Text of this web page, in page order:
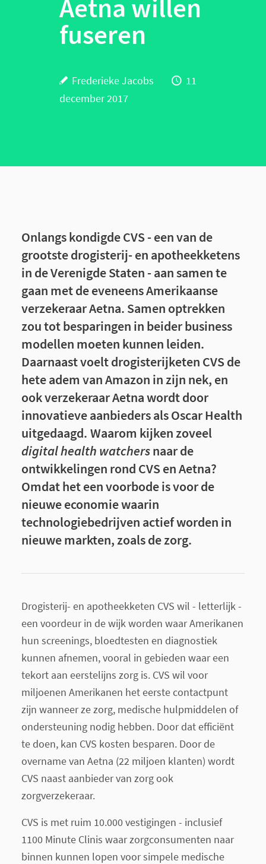
Aetna willen
fuseren
Frederieke Jacobs
11
december 2017
Onlangs kondigde CVS - een van de
grootste drogisterij- en apotheekketens
in de Verenigde Staten - aan samen te
gaan met de eveneens Amerikaanse
verzekeraar Aetna. Samen optrekken
zou tot besparingen in beider business
modellen moeten kunnen leiden.
Daarnaast voelt drogisterijketen CVS de
hete adem van Amazon in zijn nek, en
ook verzekeraar Aetna wordt door
innovatieve aanbieders als Oscar Health
uitgedaagd. Waarom kijken zoveel
digital health watchersnaar de
ontwikkelingen rond CVS en Aetna?
Omdat het een voorbode is voor de
nieuwe economie waarin
technologiebedrijven actief worden in
nieuwe markten, zoals de zorg.
Drogisterij- en apotheekketen CVS wil - letterlijk -
een voordeur in de wijk worden waar Amerikanen
hun screenings, bloedtesten en diagnostiek
kunnen afnemen, vooral in gebieden waar een
tekort aan eerstelijns zorg is. CVS wil voor
miljoenen Amerikanen het eerste contactpunt
zijn wanneer ze zorg, medische hulpmiddelen of
ondersteuning nodig hebben. Door dat efficiënt
te doen, kan CVS kosten besparen. Door de
overname van Aetna (22 miljoen klanten) wordt
CVS naast aanbieder van zorg ook
zorgverzekeraar.
CVS is met ruim 10.000 vestigingen - inclusief
1100 Minute Clinis waar zorgconsumenten naar
binnen kunnen lopen voor simpele medische